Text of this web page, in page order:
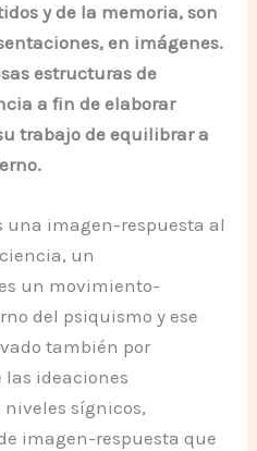
y de la memoria, son
en imágenes.
estructuras de
a fin de elaborar
trabajo de equilibrar a
una imagen-respuesta al
un
un movimiento-
del psiquismo y ese
también por
las ideaciones
sígnicos,
imagen-respuesta que